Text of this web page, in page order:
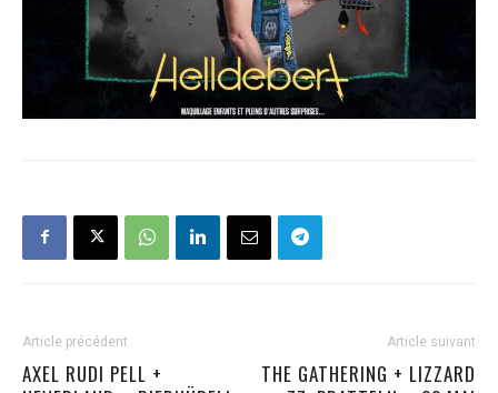
Article précédent
AXEL RUDI PELL +
Article suivant
THE GATHERING + LIZZARD